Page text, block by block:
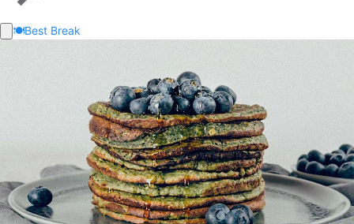
🍽️Best Break